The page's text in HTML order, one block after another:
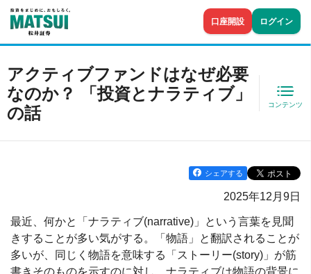
口座開設 ログイン
アクティブファンドはなぜ必要
なのか？ 「投資とナラティブ」
の話
コンテンツ
シェアする
2025年12月9日
最近、何かと「ナラティブ(narrative)」という言葉を見聞
きすることが多い気がする。「物語」と翻訳されることが
多いが、同じく物語を意味する「ストーリー(story)」が筋
書きそのものを示すのに対し、ナラティブは物語の背景に